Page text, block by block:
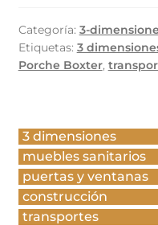
Categoría: 3-
Etiquetas: 3
Porche Boxter,
3 dimensiones
muebles sanitarios
puertas y ventanas
construcción
transportes